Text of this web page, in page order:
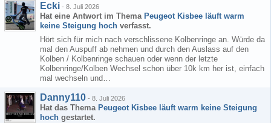
Ecki - 8. Juli 2026
Hat eine Antwort im Thema Peugeot Kisbee läuft warm
keine Steigung hoch verfasst.
Hört sich für mich nach verschlissene Kolbenringe an. Würde da
mal den Auspuff ab nehmen und durch den Auslass auf den
Kolben / Kolbenringe schauen oder wenn der letzte
Kolbenringe/Kolben Wechsel schon über 10k km her ist, einfach
mal wechseln und…
Danny110 - 8. Juli 2026
Hat das Thema Peugeot Kisbee läuft warm keine Steigung
hoch gestartet.